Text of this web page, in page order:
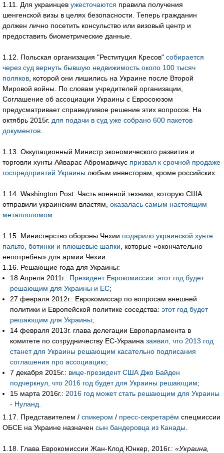
1.11. Для украинцев ужесточаются правила получения
шенгенской визы в целях безопасности. Теперь гражданин
должен лично посетить консульство или визовый центр и
предоставить биометрические данные.
1.12. Польская организация "Реституция Кресов" собирается
через суд вернуть бывшую недвижимость около 100 тысяч
поляков , которой они лишились на Украине после Второй
Мировой войны. По словам учредителей организации,
Соглашение об ассоциации Украины с Евросоюзом
предусматривает справедливое решение этих вопросов. На
октябрь 2015г. для подачи в суд уже собрано 600 пакетов
документов
1.13. Оккупационный Министр экономического развития и
торговли хунты Айварас Абромавичус призвал к срочной продаже
госпредприятий Украины любым инвесторам, кроме российских.
1.14. Washington Post: Часть военной техники, которую США
отправили украинским властям, оказалась самым настоящим
металлоломом
1.15. Министерство обороны Чехии подарило украинской хунте
пальто, ботинки и плюшевые шапки , которые «окончательно
непотребны» для армии Чехии.
1.16. Решающие года для Украины:
18 Апреля 2011г.: Президент Еврокомиссии: этот год будет
решающим для Украины и ЕС;
27 февраля 2012г.: Еврокомиссар по вопросам внешней
политики и Европейской политике соседства: этот год будет
решающим для Украины;
14 февраля 2013г. глава делегации Европарламента в
комитете по сотрудничеству ЕС-Украина заявил, что 2013 год
станет для Украины решающим касательно подписания
соглашения про ассоциацию;
7 декабря 2015г.: вице-президент США Джо Байден
подчеркнул, что 2016 год будет для Украины решающим;
15 марта 2016г.: 2016 год может стать решающим для Украины
- Нуланд
1.17. Представителем / спикером / пресс-секретарём спецмиссии
ОБСЕ на Украине назначен сын бандеровца из Канады
1.18. Глава Еврокомиссии Жан-Клод Юнкер, 2016г.: «Украина,